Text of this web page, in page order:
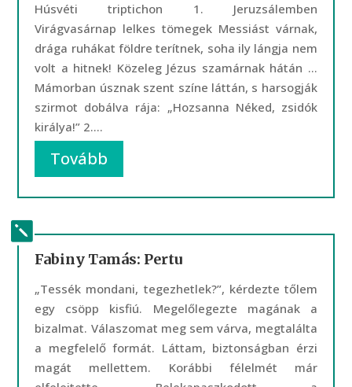
Húsvéti triptichon 1. Jeruzsálemben
Virágvasárnap lelkes tömegek Messiást várnak,
drága ruhákat földre terítnek, soha ily lángja nem
volt a hitnek! Közeleg Jézus szamárnak hátán …
Mámorban úsznak szent színe láttán, s harsogják
szirmot dobálva rája: „Hozsanna Néked, zsidók
királya!” 2....
Tovább
Fabiny Tamás: Pertu
„Tessék mondani, tegezhetlek?”, kérdezte tőlem
egy csöpp kisfiú. Megelőlegezte magának a
bizalmat. Válaszomat meg sem várva, megtalálta
a megfelelő formát. Láttam, biztonságban érzi
magát mellettem. Korábbi félelmét már